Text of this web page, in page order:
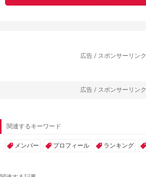
広告 / スポンサーリンク
広告 / スポンサーリンク
関連するキーワード
メンバー プロフィール ランキング